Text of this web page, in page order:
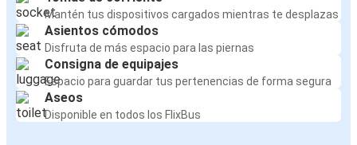
Nevşehir
Dalaman
Mantén tus dispositivos cargados mientras te desplazas
Asientos cómodos
Disfruta de más espacio para las piernas
Consigna de equipajes
Espacio para guardar tus pertenencias de forma segura
Aseos
Disponible en todos los FlixBus